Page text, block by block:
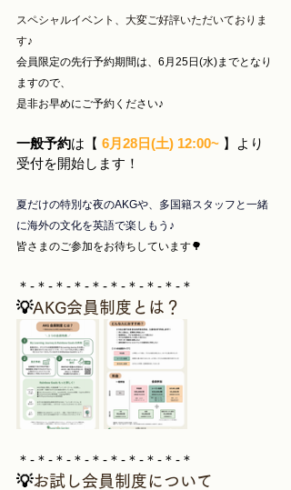
スペシャルイベント、大変ご好評いただいておりま
す♪
会員限定の先行予約期間は、6月25日(水)までとなり
ますので、
是非お早めにご予約ください♪
一般予約は【 6月28日(土) 12:00~ 】より
受付を開始します！
夏だけの特別な夜のAKGや、多国籍スタッフと一緒
に海外の文化を英語で楽しもう♪
皆さまのご参加をお待ちしています🌳
＊-＊-＊-＊-＊-＊-＊-＊-＊-＊
💡AKG会員制度とは？
＊-＊-＊-＊-＊-＊-＊-＊-＊-＊
💡お試し会員制度について